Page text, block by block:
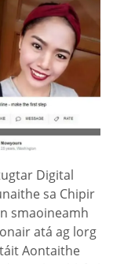
Digital
sa Chipir
smaoineamh
atá ag lorg
Aontaithe